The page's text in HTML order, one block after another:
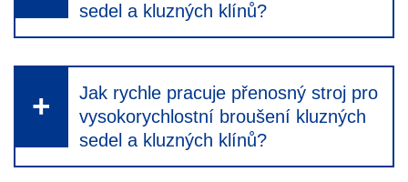
sedel a kluzných klínů?
Jak rychle pracuje přenosný stroj pro
vysokorychlostní broušení kluzných
sedel a kluzných klínů?